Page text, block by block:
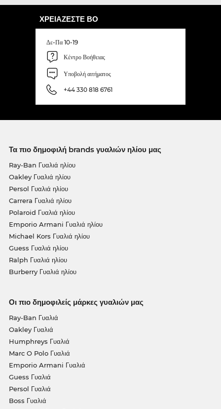
ΧΡΕΙΆΖΕΣΤΕ ΒΟ
Δε-Πα 10-19
Κέντρο Βοήθειας
Υποβολή αιτήματος
+44 330 818 6761
Τα πιο δημοφιλή brands γυαλιών ηλίου μας
Ray-Ban Γυαλιά ηλίου
Oakley Γυαλιά ηλίου
Persol Γυαλιά ηλίου
Carrera Γυαλιά ηλίου
Polaroid Γυαλιά ηλίου
Emporio Armani Γυαλιά ηλίου
Michael Kors Γυαλιά ηλίου
Guess Γυαλιά ηλίου
Ralph Γυαλιά ηλίου
Burberry Γυαλιά ηλίου
Οι πιο δημοφιλείς μάρκες γυαλιών μας
Ray-Ban Γυαλιά
Oakley Γυαλιά
Humphreys Γυαλιά
Marc O Polo Γυαλιά
Emporio Armani Γυαλιά
Guess Γυαλιά
Persol Γυαλιά
Boss Γυαλιά